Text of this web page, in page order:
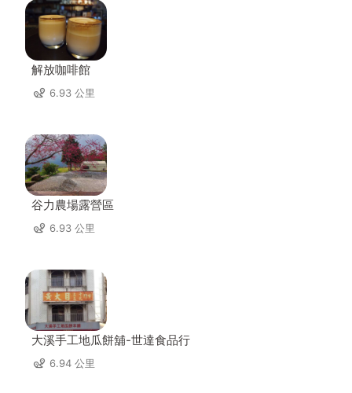
解放咖啡館
6.93 公里
谷力農場露營區
6.93 公里
大溪手工地瓜餅舖-世達食品行
6.94 公里